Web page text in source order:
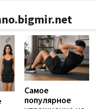
Самое
популярное